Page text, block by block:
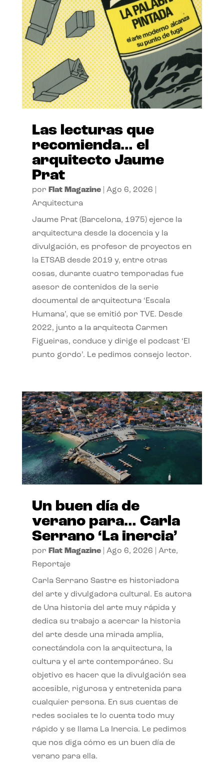
Las lecturas que
recomienda… el
arquitecto Jaume
Prat
por Flat Magazine| Ago 6, 2026
Arquitectura
Jaume Prat (Barcelona, 1975) ejerce la
arquitectura desde la docencia y la
divulgación, es profesor de proyectos en
la ETSAB desde 2019 y, entre otras
cosas, durante cuatro temporadas fue
asesor de contenidos de la serie
documental de arquitectura ‘Escala
Humana’, que se emitió por TVE. Desde
2022, junto a la arquitecta Carmen
Figueiras, conduce y dirige el podcast ‘El
punto gordo’. Le pedimos consejo lector.
Un buen día de
verano para… Carla
Serrano ‘La inercia’
por Flat Magazine| Ago 6, 2026 Arte,
Reportaje
Carla Serrano Sastre es historiadora
del arte y divulgadora cultural. Es autora
de Una historia del arte muy rápida y
dedica su trabajo a acercar la historia
del arte desde una mirada amplia,
conectándola con la arquitectura, la
cultura y el arte contemporáneo. Su
objetivo es hacer que la divulgación sea
accesible, rigurosa y entretenida para
cualquier persona. En sus cuentas de
redes sociales te lo cuenta todo muy
rápido y se llama La Inercia. Le pedimos
que nos diga cómo es un buen día de
verano para ella.